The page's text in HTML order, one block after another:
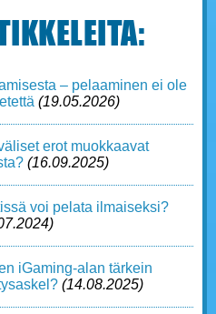
– pelaaminen ei ole
(19.05.2026)
erot muokkaavat
(16.09.2025)
voi pelata ilmaiseksi?
iGaming-alan tärkein
(14.08.2025)